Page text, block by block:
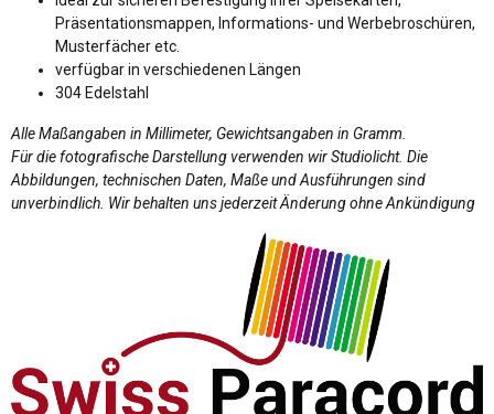
Präsentationsmappen, Informations- und Werbebroschüren,
Musterfächer etc.
verfügbar in verschiedenen Längen
304 Edelstahl
Alle Maßangaben in Millimeter, Gewichtsangaben in Gramm.
Für die fotografische Darstellung verwenden wir Studiolicht. Die
Abbildungen, technischen Daten, Maße und Ausführungen sind
unverbindlich. Wir behalten uns jederzeit Änderung ohne Ankündigung